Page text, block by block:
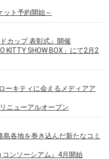
ット予約開始～
カップ 表彰式』開催
KITTY SHOW BOX」にて2月2
ーキティに会えるメディアア
リニューアルオープン
島各地を巻き込んだ新たなコミ
ンソーシアム』4月開始